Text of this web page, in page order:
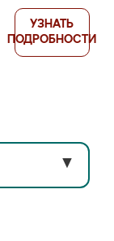
УЗНАТЬ
ПОДРОБНОСТИ
▼